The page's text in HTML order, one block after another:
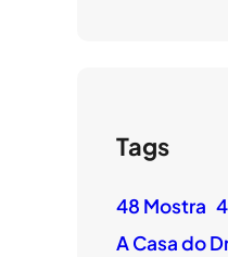
Tags
48 Mostra
A Casa do